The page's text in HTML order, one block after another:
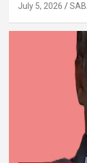
July 5, 2026